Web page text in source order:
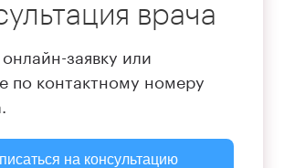
врача
заявку или
по контактному номеру
на консультацию